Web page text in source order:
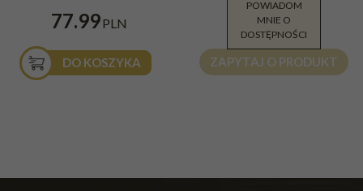
77.99PLN
DO KOSZYKA
72.00PLN
ZAPYTAJ O PRODUKT
POWIADOM
MNIE O
DOSTĘPNOŚCI